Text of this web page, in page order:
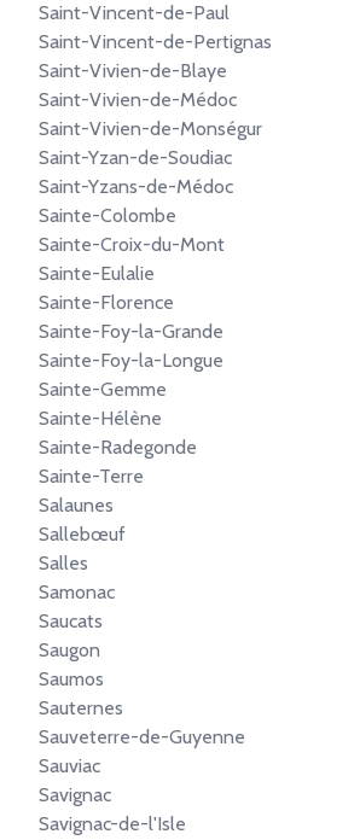
Saint-Vincent-de-Paul
Saint-Vincent-de-Pertignas
Saint-Vivien-de-Blaye
Saint-Vivien-de-Médoc
Saint-Vivien-de-Monségur
Saint-Yzan-de-Soudiac
Saint-Yzans-de-Médoc
Sainte-Colombe
Sainte-Croix-du-Mont
Sainte-Eulalie
Sainte-Florence
Sainte-Foy-la-Grande
Sainte-Foy-la-Longue
Sainte-Gemme
Sainte-Hélène
Sainte-Radegonde
Sainte-Terre
Salaunes
Sallebœuf
Salles
Samonac
Saucats
Saugon
Saumos
Sauternes
Sauveterre-de-Guyenne
Sauviac
Savignac
Savignac-de-l'Isle